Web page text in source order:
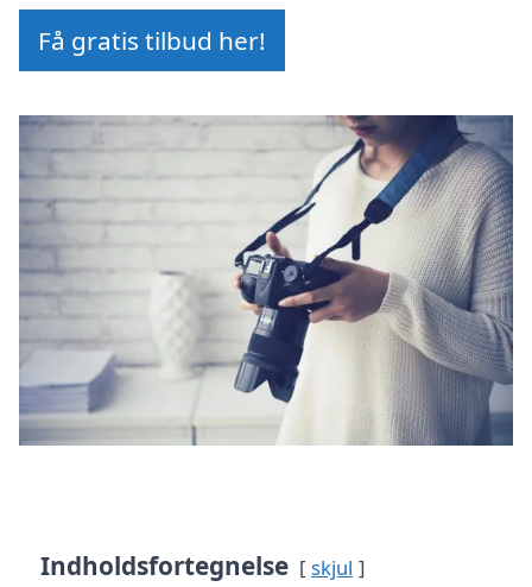
Få gratis tilbud her!
Indholdsfortegnelse skjul